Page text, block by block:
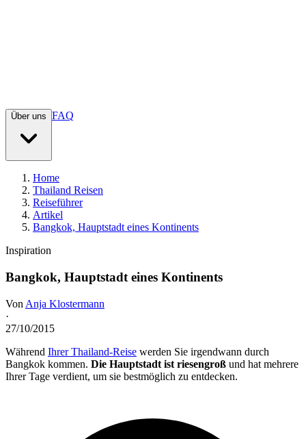
Über uns FAQ
Home
Thailand Reisen
Reiseführer
Artikel
Bangkok, Hauptstadt eines Kontinents
Inspiration
Bangkok, Hauptstadt eines Kontinents
Von Anja Klostermann
·
27/10/2015
Während Ihrer Thailand-Reise werden Sie irgendwann durch
Bangkok kommen. Die Hauptstadt ist riesengroß und hat mehrere
Ihrer Tage verdient, um sie bestmöglich zu entdecken.